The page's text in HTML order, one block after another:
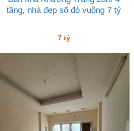
tầng, nhà đẹp sổ đỏ vuông 7 tỷ
7 tỷ